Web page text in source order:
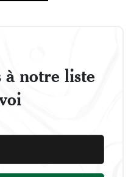
à notre liste